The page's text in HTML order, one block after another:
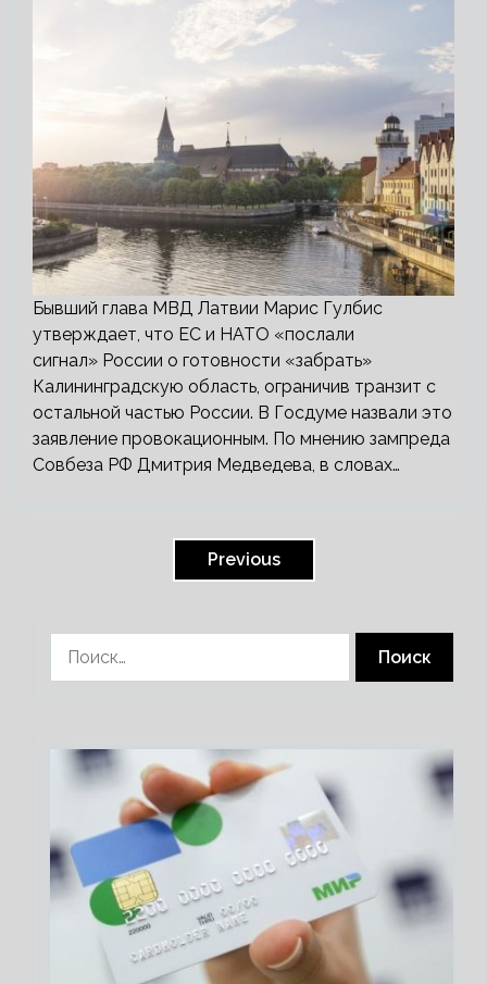
Бывший глава МВД Латвии Марис Гулбис
утверждает, что ЕС и НАТО «послали
сигнал» России о готовности «забрать»
Калининградскую область, ограничив транзит с
остальной частью России. В Госдуме назвали это
заявление провокационным. По мнению зампреда
Совбеза РФ Дмитрия Медведева, в словах…
Previous